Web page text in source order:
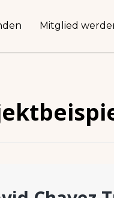
Mitglied